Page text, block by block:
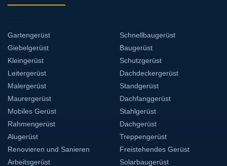
Gartengerüst
Giebelgerüst
Kleingerüst
Leitergerüst
Malergerüst
Maurergerüst
Mobiles Gerüst
Rahmengerüst
Alugerüst
Renovieren und Sanieren
Arbeitsgerüst
Schnellbaugerüst
Baugerüst
Schutzgerüst
Dachdeckergerüst
Standgerüst
Dachfanggerüst
Stahlgerüst
Dachgerüst
Treppengerüst
Freistehendes Gerüst
Solarbaugerüst